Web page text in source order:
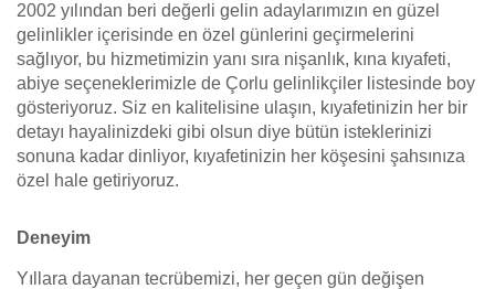
2002 yılından beri değerli gelin adaylarımızın en güzel
gelinlikler içerisinde en özel günlerini geçirmelerini
sağlıyor, bu hizmetimizin yanı sıra nişanlık, kına kıyafeti,
abiye seçeneklerimizle de Çorlu gelinlikçiler listesinde boy
gösteriyoruz. Siz en kalitelisine ulaşın, kıyafetinizin her bir
detayı hayalinizdeki gibi olsun diye bütün isteklerinizi
sonuna kadar dinliyor, kıyafetinizin her köşesini şahsınıza
özel hale getiriyoruz.
Deneyim
Yıllara dayanan tecrübemizi, her geçen gün değişen